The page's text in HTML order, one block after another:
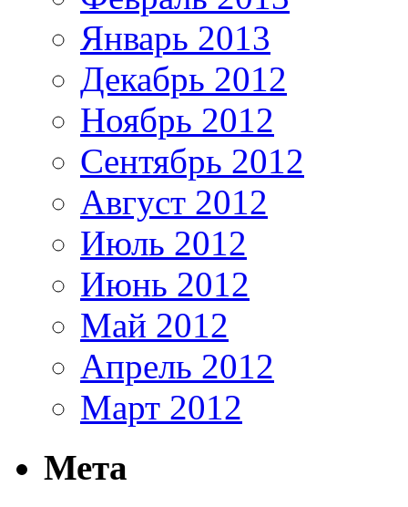
Январь 2013
Декабрь 2012
Ноябрь 2012
Сентябрь 2012
Август 2012
Июль 2012
Июнь 2012
Май 2012
Апрель 2012
Март 2012
Мета